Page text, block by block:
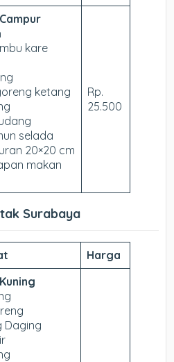
kare
ketang
selada
20×20 cm
makan
Rp.
25.500
Surabaya
Harga
Daging